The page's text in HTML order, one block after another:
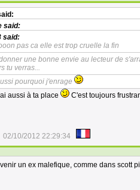
said:
said:
pas ca elle est trop cruelle la fin
une bonne envie au lecteur de
tu verras...
pourquoi j'enrage
aussi à ta place
C'est toujours
02/10/2012 22:29:34
un ex malefique, comme dans scott